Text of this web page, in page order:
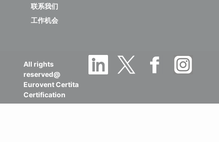
联系我们
工作机会
All rights
reserved@
Eurovent Certita
Certification